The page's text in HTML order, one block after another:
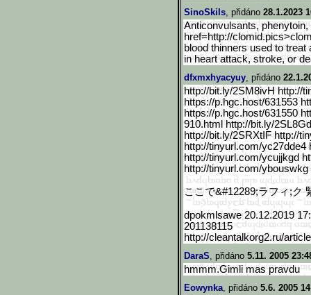
SinoSkils, přidáno 28.1.2023
Anticonvulsants,
href=http://clomid.pics>clo
blood thinners used to
in heart attack, stroke, or
dfxmxhyacyuy, přidáno
http://bit.ly/2SM8ivH http://
https://p.hgc.host/631553
https://p.hgc.host/631550
910.html http://bit.ly/
http://bit.ly/2SRXtIF http://
http://tinyurl.com/yc27dde4
http://tinyurl.com/ycujjkgd
http://tinyurl.com/
ここで&#12289;ラフィ;ク
dpokmlsawe 20.12.2019
201138115
http://cleantalkorg2.ru/article
DaraS, přidáno 5.11. 2005
hmmm.Gimli mas pravdu
Eowynka, přidáno 5.6. 2005